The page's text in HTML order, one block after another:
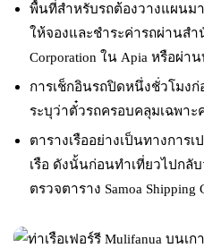
พื้นที่สำหรับรถต้องวางแผนมา
ให้จองและชำระค่ารถผ่านสำ
Corporation ใน Apia หรือผ่า
การเช็กอินรถปิดหนึ่งชั่วโมงก่
ระบุว่าตั๋วรถครอบคลุมเฉพา
ตารางเรืออย่างเป็นทางการ
เรือ ดังนั้นก่อนทำเที่ยวไปกลั
ตรวจตาราง Samoa Shipping